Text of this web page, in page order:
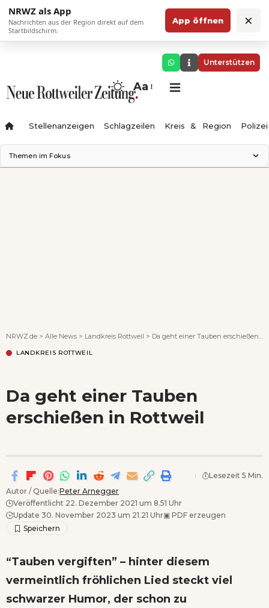
NRWZ als App
Nachrichten aus der Region direkt auf dem
Startbildschirm.
App öffnen ×
Unterstützen
Aa
Stellenanzeigen Schlagzeilen Kreis & Region Polizei
Themen im Fokus
NRWZ.de > Alle News > Landkreis Rottweil > Da geht einer Tauben erschießen in Rottweil
LANDKREIS ROTTWEIL
Da geht einer Tauben
erschießen in Rottweil
Autor / Quelle:Peter Arnegger
Veröffentlicht 22. Dezember 2021 um 8.51 Uhr
Update 30. November 2023 um 21.21 Uhr▣ PDF erzeugen
Lesezeit 5 Min.
“Tauben vergiften” – hinter diesem
vermeintlich fröhlichen Lied steckt viel
schwarzer Humor, der schon zu